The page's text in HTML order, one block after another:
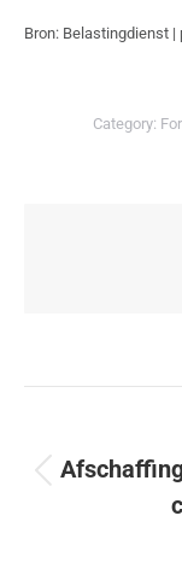
Bron: Belastingdienst
Category: